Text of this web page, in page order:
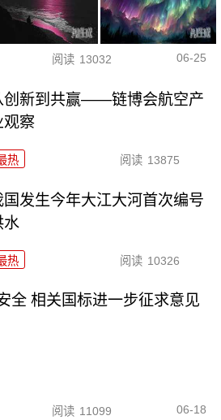
阅读 13032 06-25
创新到共赢——链博会航空产
观察
热 阅读 13875
国发生今年大江大河首次编号
水
热 阅读 10326
全 相关国标进一步征求意见
阅读 11099 06-18